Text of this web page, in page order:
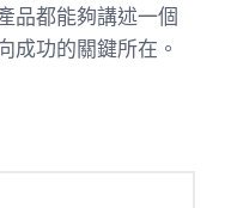
品都能夠講述一個
成功的關鍵所在。